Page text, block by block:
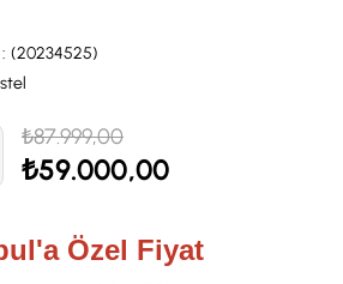
(20234525)
₺87.999,00
₺59.000,00
Özel Fiyat